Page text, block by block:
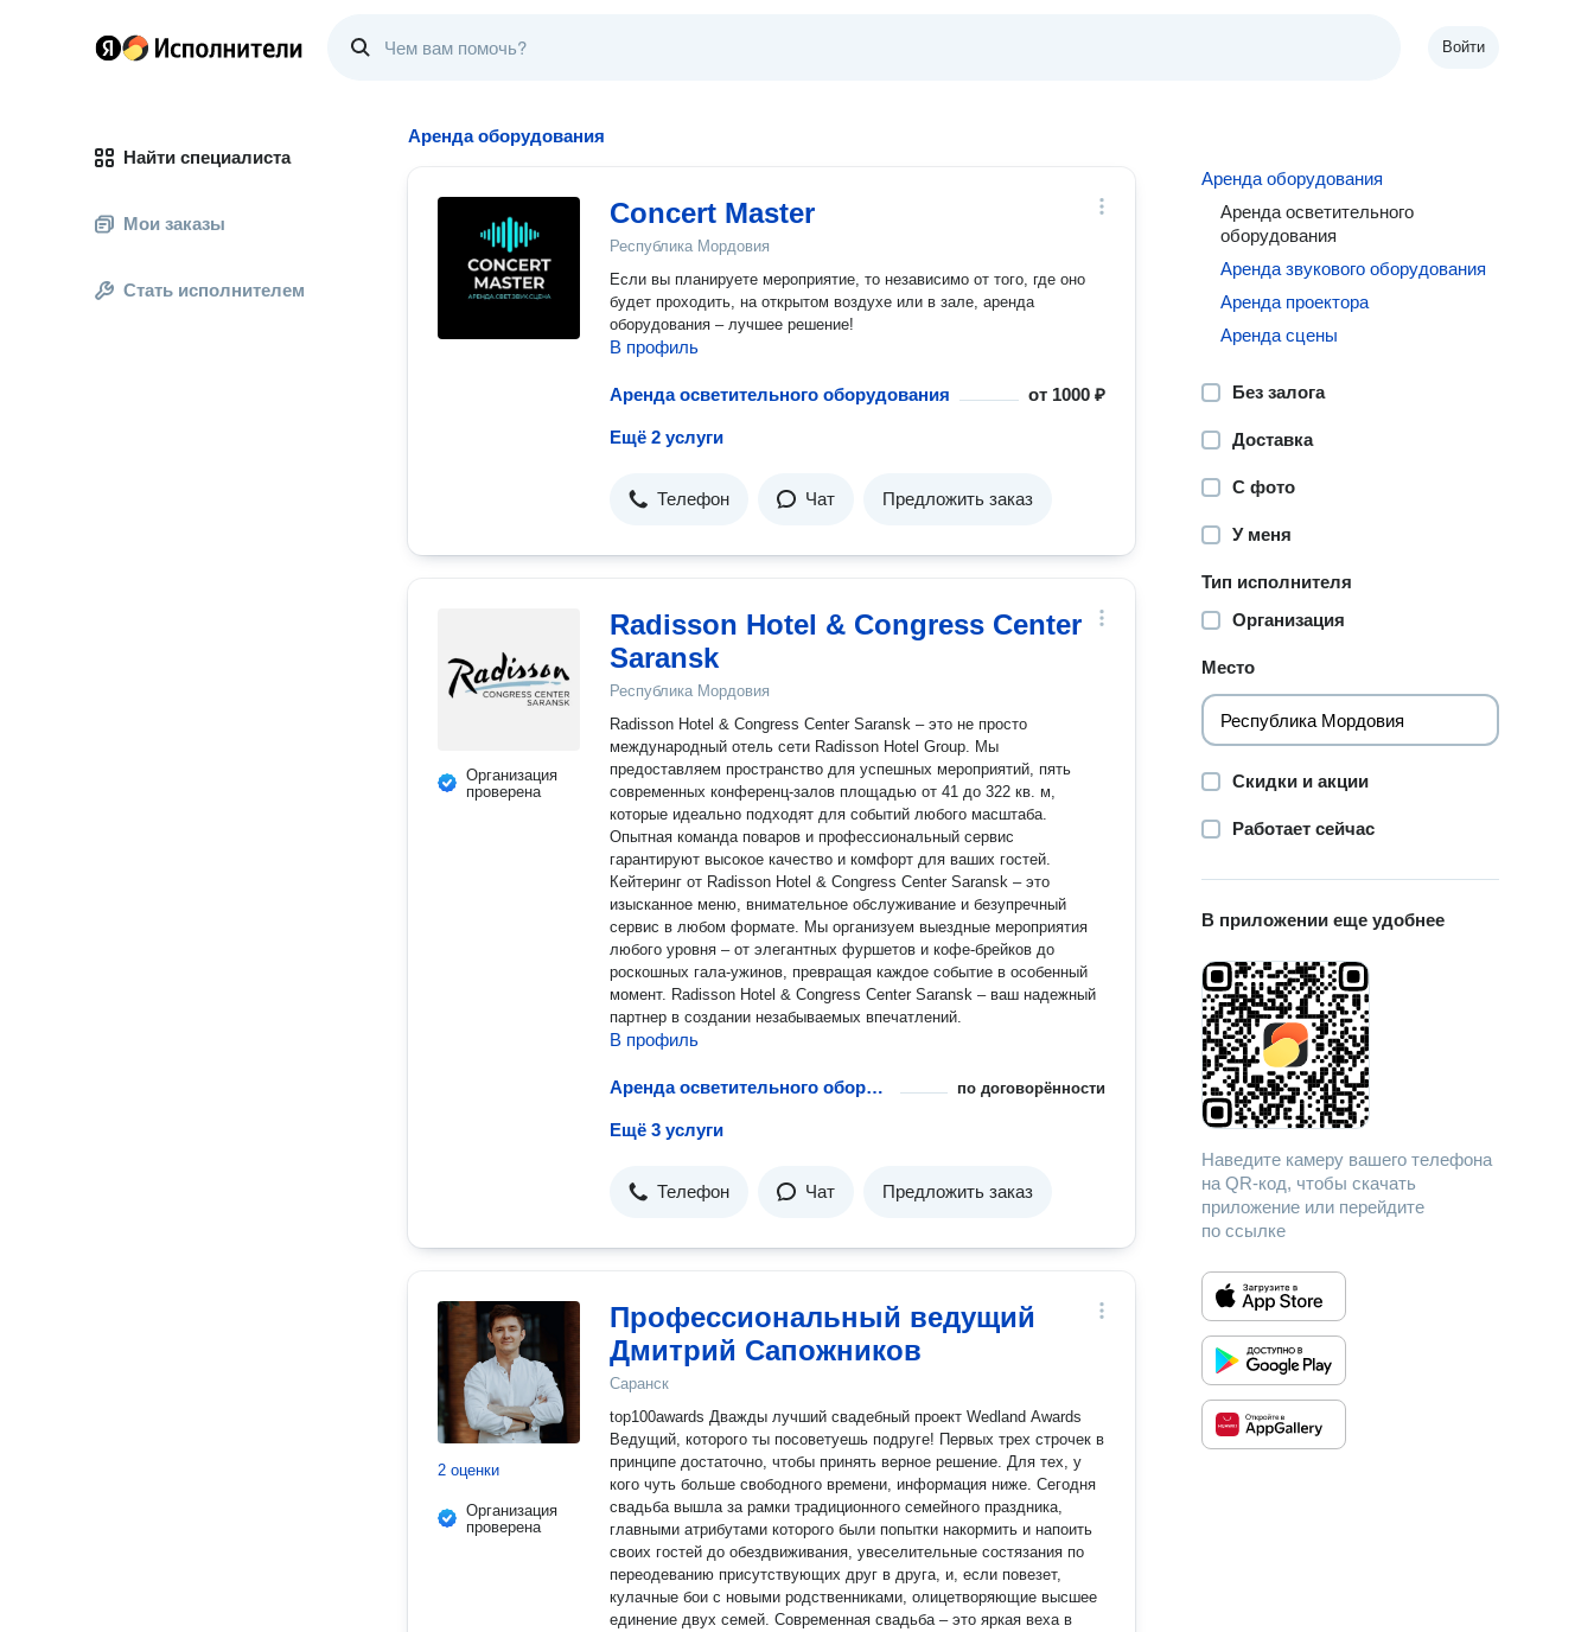
Войти
Найти специалиста
Мои заказы
Стать исполнителем
Аренда оборудования
Concert Master
Республика Мордовия
Если вы планируете мероприятие, то независимо от того, где оно
будет проходить, на открытом воздухе или в зале, аренда
оборудования – лучшее решение!
В профиль
Аренда осветительного оборудования от 1000 ₽
Ещё 2 услуги
Телефон Чат Предложить заказ
Организация
проверена
Radisson Hotel & Congress Center
Saransk
Республика Мордовия
Radisson Hotel & Congress Center Saransk – это не просто
международный отель сети Radisson Hotel Group. Мы
предоставляем пространство для успешных мероприятий, пять
современных конференц-залов площадью от 41 до 322 кв. м,
которые идеально подходят для событий любого масштаба.
Опытная команда поваров и профессиональный сервис
гарантируют высокое качество и комфорт для ваших гостей.
Кейтеринг от Radisson Hotel & Congress Center Saransk – это
изысканное меню, внимательное обслуживание и безупречный
сервис в любом формате. Мы организуем выездные мероприятия
любого уровня – от элегантных фуршетов и кофе-брейков до
роскошных гала-ужинов, превращая каждое событие в особенный
момент. Radisson Hotel & Congress Center Saransk – ваш надежный
партнер в создании незабываемых впечатлений.
В профиль
Аренда осветительного оборудования по договорённости
Ещё 3 услуги
Телефон Чат Предложить заказ
2 оценки
Организация
проверена
Профессиональный ведущий
Дмитрий Сапожников
Саранск
top100awards Дважды лучший свадебный проект Wedland Awards
Ведущий, которого ты посоветуешь подруге! Первых трех строчек в
принципе достаточно, чтобы принять верное решение. Для тех, у
кого чуть больше свободного времени, информация ниже. Сегодня
свадьба вышла за рамки традиционного семейного праздника,
главными атрибутами которого были попытки накормить и напоить
своих гостей до обездвиживания, увеселительные состязания по
переодеванию присутствующих друг в друга, и, если повезет,
кулачные бои с новыми родственниками, олицетворяющие высшее
единение двух семей. Современная свадьба – это яркая веха в
Аренда оборудования
Аренда осветительного
оборудования
Аренда звукового оборудования
Аренда проектора
Аренда сцены
Без залога
Доставка
С фото
У меня
Тип исполнителя
Организация
Место
Скидки и акции
Работает сейчас
В приложении еще удобнее
Наведите камеру вашего телефона
на QR-код, чтобы скачать
приложение или перейдите
по ссылке